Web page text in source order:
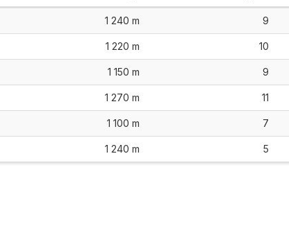
1 240 m 9
1 220 m 10
1 150 m 9
1 270 m 11
1 100 m 7
1 240 m 5